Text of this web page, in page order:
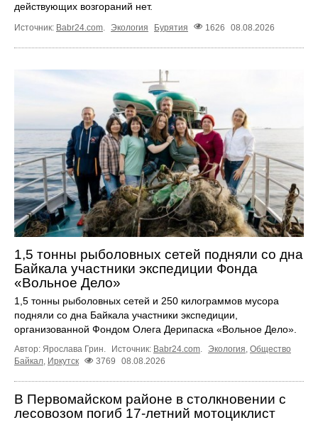
действующих возгораний нет.
Источник: Babr24.com Экология Бурятия 1626 08.08.2026
1,5 тонны рыболовных сетей подняли со дна
Байкала участники экспедиции Фонда
«Вольное Дело»
1,5 тонны рыболовных сетей и 250 килограммов мусора
подняли со дна Байкала участники экспедиции,
организованной Фондом Олега Дерипаска «Вольное Дело».
Автор: Ярослава Грин. Источник: Babr24.com. Экология, Общество
Байкал, Иркутск 3769 08.08.2026
В Первомайском районе в столкновении с
лесовозом погиб 17-летний мотоциклист